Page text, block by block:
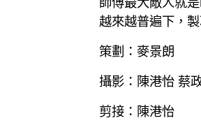
越來越普遍下，
策劃：麥景朗
攝影：陳港怡 蔡
剪接：陳港怡